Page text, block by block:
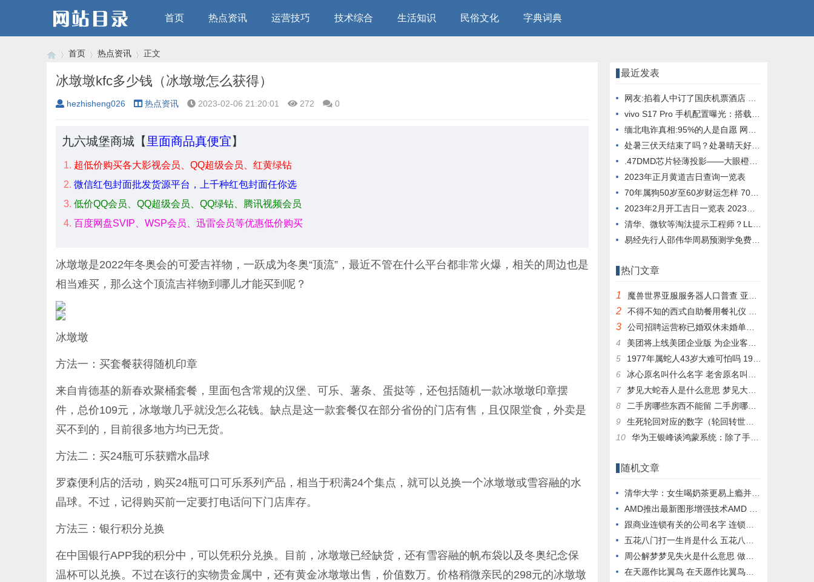
首页 热点资讯 运营技巧 技术综合 生活知识 民俗文化 字典词典
›
首页
›
热点资讯
›
正文
冰墩墩kfc多少钱（冰墩墩怎么获得）
hezhisheng026 热点资讯 2023-02-06 21:20:01 272 0
九六城堡商城【 里面商品真便宜】
超低价购买各大影视会员、QQ超级会员、红黄绿钻
微信红包封面批发货源平台，上千种红包封面任你选
低价QQ会员、QQ超级会员、QQ绿钻、腾讯视频会员
百度网盘SVIP、WSP会员、迅雷会员等优惠低价购买
冰墩墩是2022年冬奥会的可爱吉祥物，一跃成为冬奥“顶流”，最近不管在什么平台都非常火爆，相关的周边也是
相当难买，那么这个顶流吉祥物到哪儿才能买到呢？
冰墩墩
方法一：买套餐获得随机印章
来自肯德基的新春欢聚桶套餐，里面包含常规的汉堡、可乐、薯条、蛋挞等，还包括随机一款冰墩墩印章摆
件，总价109元，冰墩墩几乎就没怎么花钱。缺点是这一款套餐仅在部分省份的门店有售，且仅限堂食，外卖是
买不到的，目前很多地方均已无货。
方法二：买24瓶可乐获赠水晶球
罗森便利店的活动，购买24瓶可口可乐系列产品，相当于积满24个集点，就可以兑换一个冰墩墩或雪容融的水
晶球。不过，记得购买前一定要打电话问下门店库存。
方法三：银行积分兑换
在中国银行APP我的积分中，可以凭积分兑换。目前，冰墩墩已经缺货，还有雪容融的帆布袋以及冬奥纪念保
温杯可以兑换。不过在该行的实物贵金属中，还有黄金冰墩墩出售，价值数万。价格稍微亲民的298元的冰墩墩
最近发表
网友:掐着人中订了国庆机票酒店 看到价格差点晕倒
vivo S17 Pro 手机配置曝光：搭载天玑 8200 芯片， 12GB 内存
缅北电诈真相:95%的人是自愿 网友：这就是人性
处暑三伏天结束了吗？处暑晴天好还是下雨好？
.47DMD芯片轻薄投影——大眼橙X7D Pro它终于来了
2023年正月黄道吉日查询一览表
70年属狗50岁至60岁财运怎样 70年属狗51岁财运
2023年2月开工吉日一览表 2023年2月开工大吉日子
清华、微软等淘汰提示工程师？LLM与进化算法结合，创造超强提示优化器
易经先行人邵伟华周易预测学免费四柱八字算命
热门文章
1 魔兽世界亚服服务器人口普查 亚服台服人口普查数据一览
2 不得不知的西式自助餐用餐礼仪 西式自助餐有哪些
3
公司招聘运营称已婚双休未婚单休 求职者称歧视：网友热议没啥问题
4
美团将上线美团企业版 为企业客户提供消费服务
5
1977年属蛇人43岁大难可怕吗 1977属蛇人43岁后命运
6
冰心原名叫什么名字 老舍原名叫什么名字
7
梦见大蛇吞人是什么意思 梦见大蛇吞人是什么意思周公解梦
8
二手房哪些东西不能留 二手房哪些东西不能留在家里
9
生死轮回对应的数字（轮回转世打数字）
10
华为王银峰谈鸿蒙系统：除了手机 纳入生态的还有这些
随机文章
清华大学：女生喝奶茶更易上瘾并导致抑郁焦虑
AMD推出最新图形增强技术AMD FSR 3
跟商业连锁有关的公司名字 连锁店公司名字大全
五花八门打一生肖是什么 五花八门是什么生肖最佳答案
周公解梦梦见失火是什么意思 做梦梦到失火代表什么？好不好
在天愿作比翼鸟 在天愿作比翼鸟出自哪首诗